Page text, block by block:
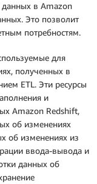
в Amazon
Это позволит
потребностям.
для
полученных в
ETL. Эти ресурсы
и
Amazon Redshift,
об изменениях
об изменениях из
ввода-вывода и
данных об